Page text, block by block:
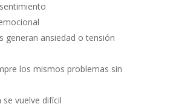
generan ansiedad o tensión
los mismos problemas sin
se vuelve difícil